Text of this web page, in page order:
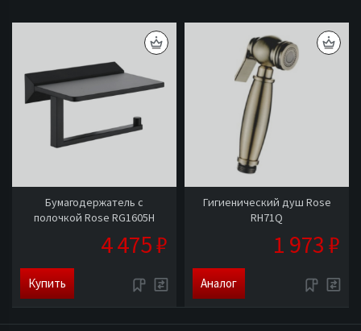
Бумагодержатель с
полочкой Rose RG1605H
4 475 ₽
Купить
Гигиенический душ Rose
RH71Q
1 973 ₽
Аналог